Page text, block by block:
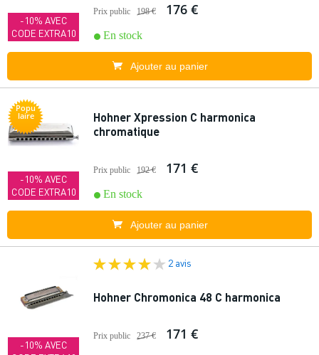
-10% AVEC
CODE EXTRA10
Prix public 198 € 176 €
En stock
Ajouter au panier
Popu
laire
-10% AVEC
CODE EXTRA10
Hohner Xpression C harmonica
chromatique
Prix public 192 € 171 €
En stock
Ajouter au panier
-10% AVEC
2 avis
Hohner Chromonica 48 C harmonica
Prix public 237 € 171 €